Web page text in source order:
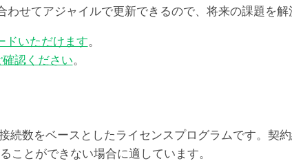
せてアジャイルで更新できるので、将来の課題を解
ドいただけます。
認ください。
続数をベースとしたライセンスプログラムです。契
ことができない場合に適しています。